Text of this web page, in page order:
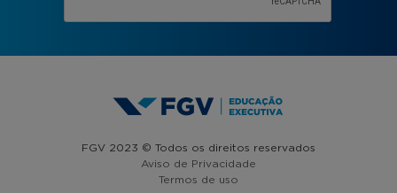
FGV 2023 © Todos os direitos reservados
Aviso de Privacidade
Termos de uso